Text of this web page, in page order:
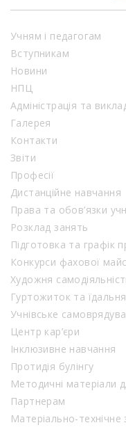
Учням і педагогам
Вступникам
Новини
НПЦ
Адміністрація та
Галерея
Контакти
Звіти
Професії
Дистанційне навчання
Права та обов’язки
Розклад занять
Підготовка та графік
Конкурси фахової
Художня
Гуртожиток та їдальня
Учнівське
Центр кар’єри
Інклюзивне навчання
Протидія булінгу
Методичні матеріали
Партнерам
Матеріально-технічне